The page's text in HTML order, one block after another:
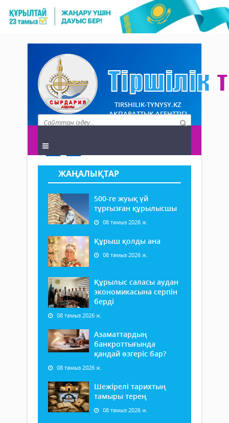
TIRSHILIK-TYNYSY.KZ
АҚПАРАТТЫҚ АГЕНТТІГІ
ЖАҢАЛЫҚТАР
500-ге жуық үй
тұрғызған құрылысшы
08 тамыз 2026 ж.
Құрыш қолды ана
08 тамыз 2026 ж.
Құрылыс саласы аудан
экономикасына серпін
берді
08 тамыз 2026 ж.
Азаматтардың
банкроттығында
қандай өзгеріс бар?
08 тамыз 2026 ж.
Шежірелі тарихтың
тамыры терең
08 тамыз 2026 ж.